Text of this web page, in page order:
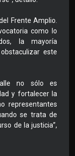
Frente Amplio.
como lo
la mayoría
este
no sólo es
y fortalecer la
representantes
se trata de
de la justicia”,